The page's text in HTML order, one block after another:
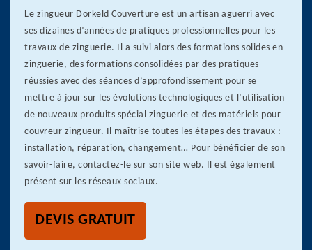
Le zingueur Dorkeld Couverture est un artisan aguerri avec
ses dizaines d’années de pratiques professionnelles pour les
travaux de zinguerie. Il a suivi alors des formations solides en
zinguerie, des formations consolidées par des pratiques
réussies avec des séances d’approfondissement pour se
mettre à jour sur les évolutions technologiques et l’utilisation
de nouveaux produits spécial zinguerie et des matériels pour
couvreur zingueur. Il maîtrise toutes les étapes des travaux :
installation, réparation, changement… Pour bénéficier de son
savoir-faire, contactez-le sur son site web. Il est également
présent sur les réseaux sociaux.
DEVIS GRATUIT